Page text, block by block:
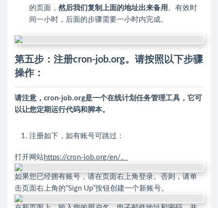
的页面， 然后我们复制上面的地址出来备用 。有效时
间一小时，后面的步骤需要一小时内完成。
第五步：注册cron-job.org。请按照以下步骤
操作：
请注意， cron-job.org是一个在线计划任务管理工具，它可
以让您定期运行代码和脚本。
注册如下，如有账号可跳过：
打开网站https://cron-job.org/en/。
如果您已经拥有账号，请在页面右上角登录。否则，请单
击页面右上角的“Sign Up”按钮创建一个新账号。